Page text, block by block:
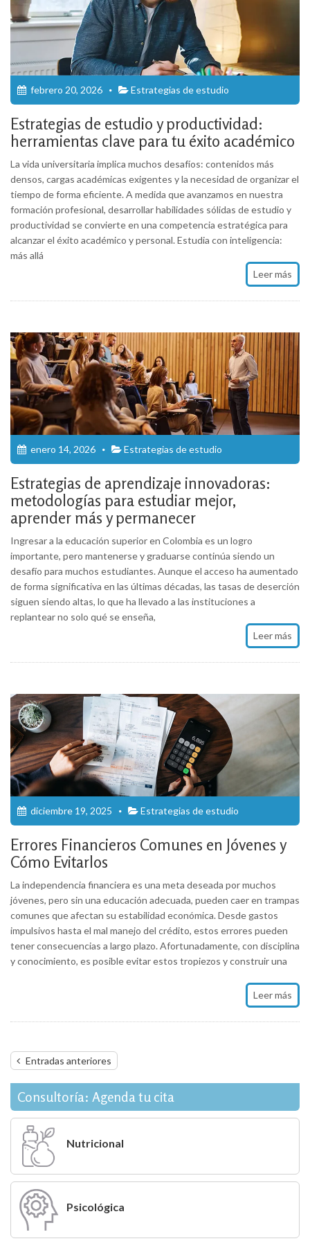
febrero 20, 2026 Estrategias de estudio
Estrategias de estudio y productividad:
herramientas clave para tu éxito académico
La vida universitaria implica muchos desafíos: contenidos más
densos, cargas académicas exigentes y la necesidad de organizar el
tiempo de forma eficiente. A medida que avanzamos en nuestra
formación profesional, desarrollar habilidades sólidas de estudio y
productividad se convierte en una competencia estratégica para
alcanzar el éxito académico y personal. Estudia con inteligencia:
más allá
Leer más
enero 14, 2026 Estrategias de estudio
Estrategias de aprendizaje innovadoras:
metodologías para estudiar mejor,
aprender más y permanecer
Ingresar a la educación superior en Colombia es un logro
importante, pero mantenerse y graduarse continúa siendo un
desafío para muchos estudiantes. Aunque el acceso ha aumentado
de forma significativa en las últimas décadas, las tasas de deserción
siguen siendo altas, lo que ha llevado a las instituciones a
replantear no solo qué se enseña,
Leer más
diciembre 19, 2025 Estrategias de estudio
Errores Financieros Comunes en Jóvenes y
Cómo Evitarlos
La independencia financiera es una meta deseada por muchos
jóvenes, pero sin una educación adecuada, pueden caer en trampas
comunes que afectan su estabilidad económica. Desde gastos
impulsivos hasta el mal manejo del crédito, estos errores pueden
tener consecuencias a largo plazo. Afortunadamente, con disciplina
y conocimiento, es posible evitar estos tropiezos y construir una
Leer más
Navegación
de
entradas
Entradas anteriores
Consultoría: Agenda tu cita
Nutricional
Psicológica